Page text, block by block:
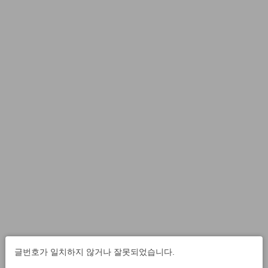
글번호가 일치하지 않거나 잘못되었습니다.